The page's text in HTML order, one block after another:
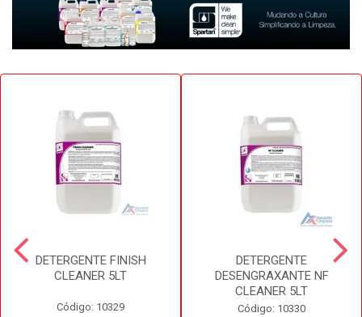
DETERGENTE FINISH
CLEANER 5LT
Código: 10329
DETERGENTE
DESENGRAXANTE NF
CLEANER 5LT
Código: 10330